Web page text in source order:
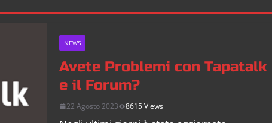
NEWS
Avete Problemi con Tapatalk
e il Forum?
22 Agosto 2023 8615 Views